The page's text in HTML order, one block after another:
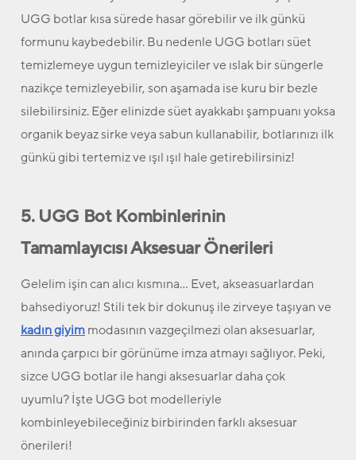
UGG botlar kısa sürede hasar görebilir ve ilk günkü
formunu kaybedebilir. Bu nedenle UGG botları süet
temizlemeye uygun temizleyiciler ve ıslak bir süngerle
nazikçe temizleyebilir, son aşamada ise kuru bir bezle
silebilirsiniz. Eğer elinizde süet ayakkabı şampuanı yoksa
organik beyaz sirke veya sabun kullanabilir, botlarınızı ilk
günkü gibi tertemiz ve ışıl ışıl hale getirebilirsiniz!
5. UGG Bot Kombinlerinin
Tamamlayıcısı Aksesuar Önerileri
Gelelim işin can alıcı kısmına… Evet, akseasuarlardan
bahsediyoruz! Stili tek bir dokunuş ile zirveye taşıyan ve
kadın giyimmodasının vazgeçilmezi olan aksesuarlar,
anında çarpıcı bir görünüme imza atmayı sağlıyor. Peki,
sizce UGG botlar ile hangi aksesuarlar daha çok
uyumlu? İşte UGG bot modelleriyle
kombinleyebileceğiniz birbirinden farklı aksesuar
önerileri!